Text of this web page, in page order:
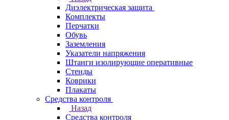
Диэлектрическая защита
Комплекты
Перчатки
Обувь
Заземления
Указатели напряжения
Штанги изолирующие оперативные
Стенды
Коврики
Плакаты
Средства контроля
Назад
Средства контроля